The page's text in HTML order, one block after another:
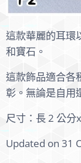
這款華麗的耳環
和寶石。
這款飾品適合各
彰。 無論是自用
尺寸：長 2 公分
Updated on 31